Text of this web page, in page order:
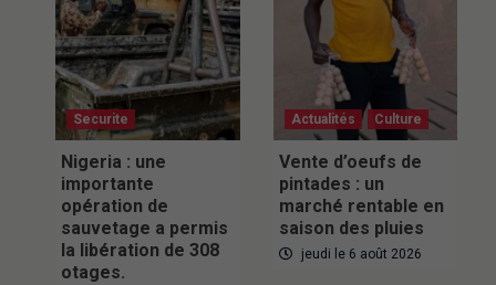
Securite
Nigeria : une
importante
opération de
sauvetage a permis
la libération de 308
otages.
Actualités Culture
Vente d’oeufs de
pintades : un
marché rentable en
saison des pluies
jeudi le 6 août 2026